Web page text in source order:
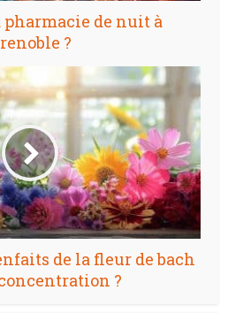
pharmacie de nuit à
?
de la fleur de bach
?